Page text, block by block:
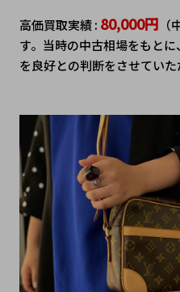
高価買取実績 : 80,000円
す。当時の中古相場をもと
を良好との判断をさせていた